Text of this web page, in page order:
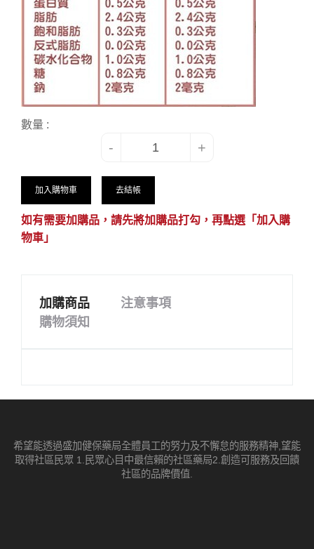
數量 :
- +
加入購物車 去結帳
如有需要加購品，請先將加購品打勾，再點選「加入購
物車」
加購商品
注意事項
購物須知
希望能透過盛加健保藥局全體員工的努力及不懈怠的服務精神,望能
取得社區民眾 1.民眾心目中最信賴的社區藥局2.創造可服務及回饋
社區的品牌價值.